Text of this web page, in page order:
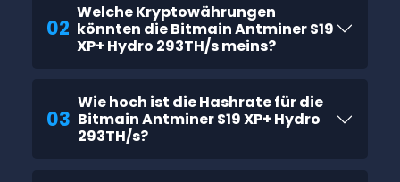
02
Welche Kryptowährungen
könnten die Bitmain Antminer S19
XP+ Hydro 293TH/s meins?
03
Wie hoch ist die Hashrate für die
Bitmain Antminer S19 XP+ Hydro
293TH/s?